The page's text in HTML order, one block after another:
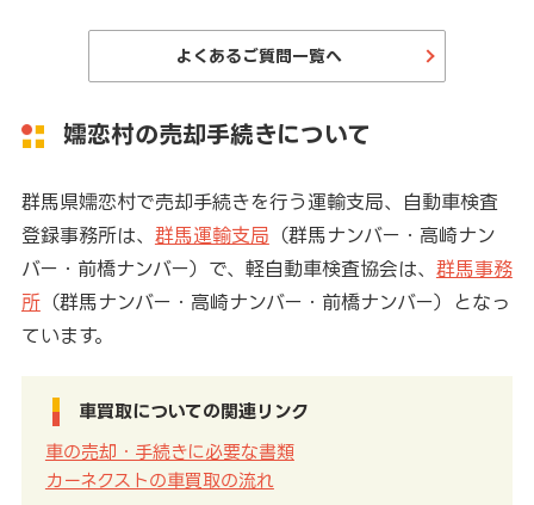
よくあるご質問一覧へ
嬬恋村の売却手続きについて
群馬県嬬恋村で売却手続きを行う運輸支局、自動車検査
登録事務所は、 群馬運輸支局 （群馬ナンバー・高崎ナン
バー・前橋ナンバー）で、軽自動車検査協会は、 群馬事務
所（群馬ナンバー・高崎ナンバー・前橋ナンバー）となっ
ています。
車買取についての関連リンク
車の売却・手続きに必要な書類
カーネクストの車買取の流れ